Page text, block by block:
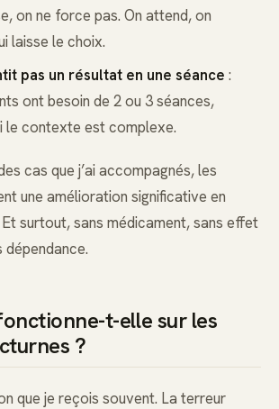
on ne force pas. On attend, on
laisse le choix.
pas un résultat en une séance :
ont besoin de 2 ou 3 séances,
le contexte est complexe.
cas que j’ai accompagnés, les
une amélioration significative en
Et surtout, sans médicament, sans effet
dépendance.
t-elle sur les
?
que je reçois souvent. La terreur